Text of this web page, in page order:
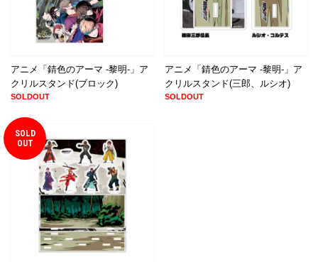
アニメ「錆色のアーマ -黎明-」ア
クリルスタンド(ブロック)
SOLDOUT
アニメ「錆色のアーマ -黎明-」ア
クリルスタンド(三郎、ルシオ)
SOLDOUT
SOLD
OUT